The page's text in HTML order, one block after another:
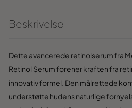
Beskrivelse
Dette avancerede retinolserum fra
Retinol Serum forener kraften fra
innovativ formel. Den målrettede
understøtte hudens naturlige